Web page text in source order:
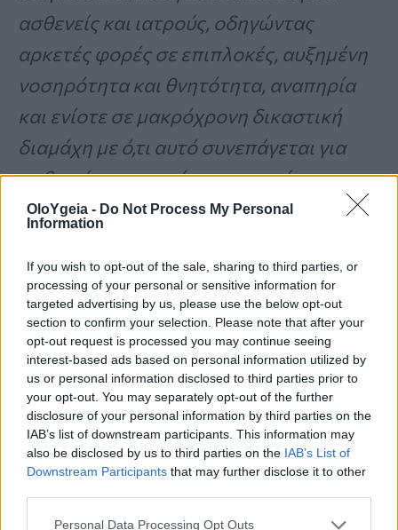
OloYgeia - Do Not Process My Personal
Information
If you wish to opt-out of the sale, sharing to third parties, or
processing of your personal or sensitive information for
targeted advertising by us, please use the below opt-out
section to confirm your selection. Please note that after your
opt-out request is processed you may continue seeing
interest-based ads based on personal information utilized by
us or personal information disclosed to third parties prior to
your opt-out. You may separately opt-out of the further
disclosure of your personal information by third parties on the
IAB’s list of downstream participants. This information may
also be disclosed by us to third parties on the IAB’s List of
Downstream Participants that may further disclose it to other
Personal Data Processing Opt Outs
ασθενείς και ιατρούς, οδηγώντας
αρκετές φορές σε επιπλοκές, αυξημένη
νοσηρότητα και θνητότητα, αναπηρία
και ενίοτε σε μακρόχρονη δικαστική
διαμάχη με ό,τι αυτό συνεπάγεται για
ασθενείς, συγγενείς και ιατρούς»,
ανέφερε.
Τι πρέπει να γνωρίζει ο Παθολόγος για
τις μεταμοσχεύσεις
Για τον κρίσιμο ρόλο του παθολόγου
στις μεταμοσχεύσεις μίλησε ο Αναπλ.
Καθηγητής Παθολογίας – Ηπατολογίας,
Δ’ Παθολογική Κλινική, ΑΠΘ
Ιπποκράτειο Νοσοκομείο,Εμμανουήλ
Σινάκος.